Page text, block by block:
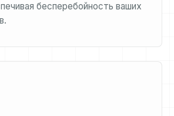
бесперебойность ваших